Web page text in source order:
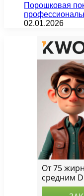
Порошковая
02.01.2026